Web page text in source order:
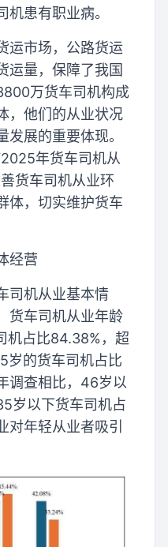
患有职业病。
运市场，公路货运
运量，保障了我国
万货车司机构成
，他们的从业状况
展的重要体现。
年货车司机从
货车司机从业环
体，切实维护货车
经营
司机从业基本情
货车司机从业年龄
机占比84.38%，超
岁的货车司机占比
调查相比，46岁以
岁以下货车司机占
对年轻从业者吸引